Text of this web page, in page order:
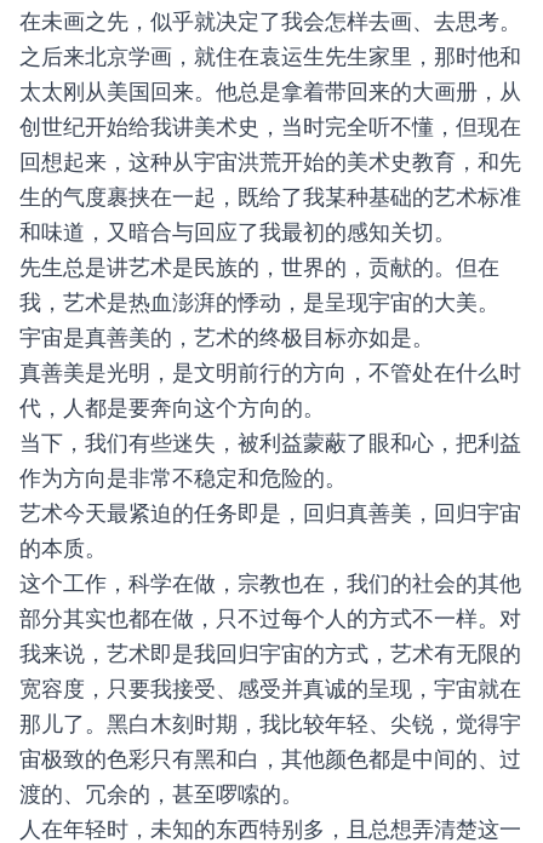
在未画之先，似乎就决定了我会怎样去画、去思考。
之后来北京学画，就住在袁运生先生家里，那时他和
太太刚从美国回来。他总是拿着带回来的大画册，从
创世纪开始给我讲美术史，当时完全听不懂，但现在
回想起来，这种从宇宙洪荒开始的美术史教育，和先
生的气度裹挟在一起，既给了我某种基础的艺术标准
和味道，又暗合与回应了我最初的感知关切。
先生总是讲艺术是民族的，世界的，贡献的。但在
我，艺术是热血澎湃的悸动，是呈现宇宙的大美。
宇宙是真善美的，艺术的终极目标亦如是。
真善美是光明，是文明前行的方向，不管处在什么时
代，人都是要奔向这个方向的。
当下，我们有些迷失，被利益蒙蔽了眼和心，把利益
作为方向是非常不稳定和危险的。
艺术今天最紧迫的任务即是，回归真善美，回归宇宙
的本质。
这个工作，科学在做，宗教也在，我们的社会的其他
部分其实也都在做，只不过每个人的方式不一样。对
我来说，艺术即是我回归宇宙的方式，艺术有无限的
宽容度，只要我接受、感受并真诚的呈现，宇宙就在
那儿了。 黑白木刻时期，我比较年轻、尖锐，觉得宇
宙极致的色彩只有黑和白，其他颜色都是中间的、过
渡的、冗余的，甚至啰嗦的。
人在年轻时，未知的东西特别多，且总想弄清楚这一